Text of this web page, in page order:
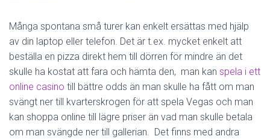
Många spontana små turer kan enkelt ersättas med hjälp
av din laptop eller telefon. Det är t.ex. mycket enkelt att
beställa en pizza direkt hem till dörren för mindre än det
skulle ha kostat att fara och hämta den, man kan spela i ett
online casino till bättre odds än man skulle ha fått om man
svängt ner till kvarterskrogen för att spela Vegas och man
kan shoppa online till lägre priser än vad man skulle betala
om man svängde ner till gallerian. Det finns med andra